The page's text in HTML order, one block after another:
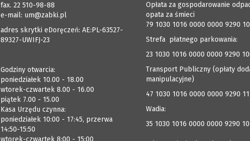
fax. 22 510-98-88
e-mail: um@zabki.pl
adres skrytki eDoręczeń: AE:PL-63527-
89327-UWIFJ-23
Godziny otwarcia:
poniedziałek 10.00 - 18.00
wtorek-czwartek 8.00 - 16.00
piątek 7.00 - 15.00
Kasa Urzędu czynna:
poniedziałek 10:00 - 17:45, przerwa
14:50-15:50
wtorek-czwartek 8:00 - 15:00
Opłata za gospodarowanie
opata za śmieci
79 1030 1016 0000 0000 9290
Strefa płatnego parkowania:
23 1030 1016 0000 0000 9290
Transport Publiczny (opłaty
manipulacyjne)
47 1030 1016 0000 0000 9290
Wadia:
35 1030 1016 0000 0000 9290